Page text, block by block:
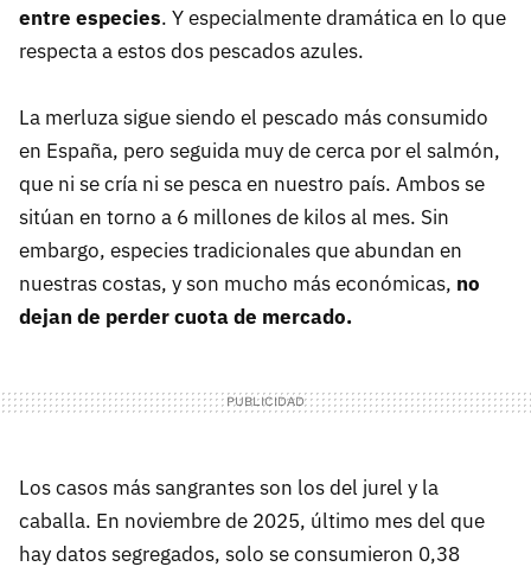
entre especies. Y especialmente dramática en lo que
respecta a estos dos pescados azules.
La merluza sigue siendo el pescado más consumido
en España, pero seguida muy de cerca por el salmón,
que ni se cría ni se pesca en nuestro país. Ambos se
sitúan en torno a 6 millones de kilos al mes. Sin
embargo, especies tradicionales que abundan en
nuestras costas, y son mucho más económicas, no
dejan de perder cuota de mercado.
Los casos más sangrantes son los del jurel y la
caballa. En noviembre de 2025, último mes del que
hay datos segregados, solo se consumieron 0,38